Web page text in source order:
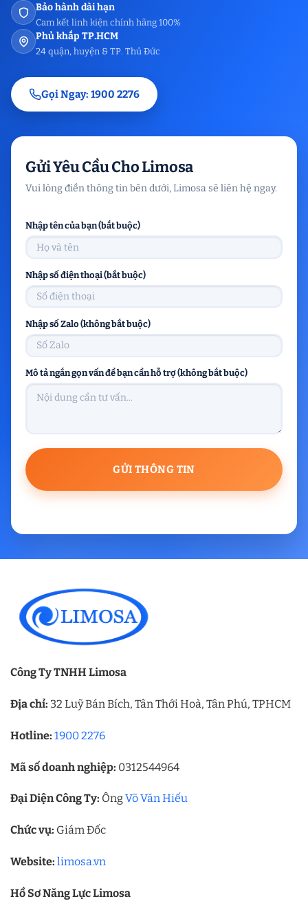
Bảo hành dài hạn
Cam kết linh kiện chính hãng 100%
Phủ khắp TP.HCM
24 quận, huyện & TP. Thủ Đức
Gọi Ngay: 1900 2276
Gửi Yêu Cầu Cho Limosa
Vui lòng điền thông tin bên dưới, Limosa sẽ liên hệ ngay.
Nhập tên của bạn (bắt buộc)
Nhập số điện thoại (bắt buộc)
Nhập số Zalo (không bắt buộc)
Mô tả ngắn gọn vấn đề bạn cần hỗ trợ (không bắt buộc)
Công Ty TNHH Limosa
Địa chỉ: 32 Luỹ Bán Bích, Tân Thới Hoà, Tân Phú, TPHCM
Hotline: 1900 2276
Mã số doanh nghiệp: 0312544964
Đại Diện Công Ty: ÔngVõ Văn Hiếu
Chức vụ: Giám Đốc
Website: limosa.vn
Hồ Sơ Năng Lực Limosa